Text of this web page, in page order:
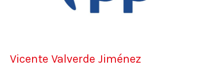
Vicente Valverde Jiménez